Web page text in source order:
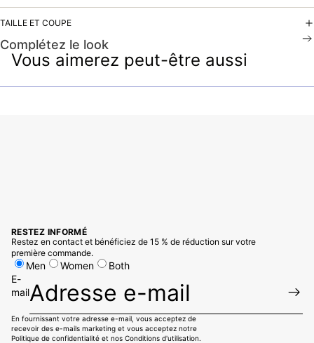
TAILLE ET COUPE
Complétez le look
Vous aimerez peut-être aussi
RESTEZ INFORMÉ
Restez en contact et bénéficiez de 15 % de réduction sur votre
première commande.
Men Women
Both
E-
mail
En fournissant votre adresse e-mail, vous acceptez de
recevoir des e-mails marketing et vous acceptez notre
Politique de confidentialité et nos Conditions d'utilisation.